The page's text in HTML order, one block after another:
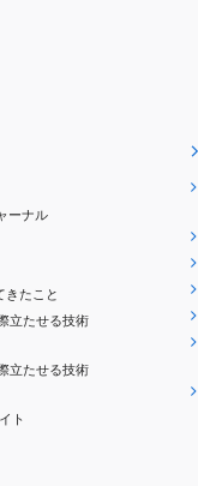
ーナル
きたこと
立たせる技術
立たせる技術
ト